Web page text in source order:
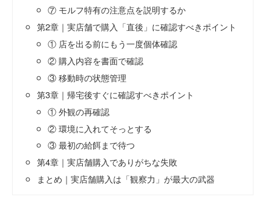
⑦ モルフ特有の注意点を説明するか
第2章｜実店舗で購入「直後」に確認すべきポイント
① 店を出る前にもう一度個体確認
② 購入内容を書面で確認
③ 移動時の状態管理
第3章｜帰宅後すぐに確認すべきポイント
① 外観の再確認
② 環境に入れてそっとする
③ 最初の給餌まで待つ
第4章｜実店舗購入でありがちな失敗
まとめ｜実店舗購入は「観察力」が最大の武器